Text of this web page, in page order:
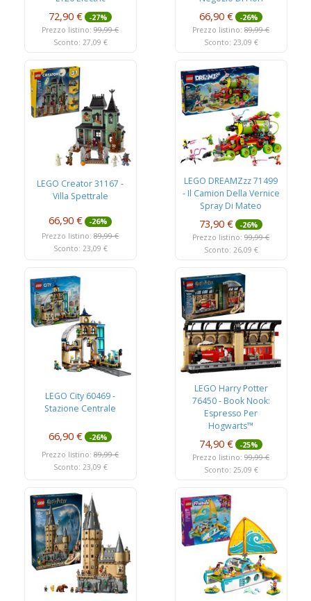
72,90 €
-27%
Prezzo listino: 99,99 €
Sconto: 27,09 €
66,90 €
-26%
Prezzo listino: 89,99 €
Sconto: 23,09 €
LEGO Creator 31167 -
Villa Spettrale
66,90 €
-26%
Prezzo listino: 89,99 €
Sconto: 23,09 €
LEGO DREAMZzz 71499
- Il Camion Della Vernice
Spray Di Mateo
73,90 €
-26%
Prezzo listino: 99,99 €
Sconto: 26,09 €
LEGO City 60469 -
Stazione Centrale
66,90 €
-26%
Prezzo listino: 89,99 €
Sconto: 23,09 €
LEGO Harry Potter
76450 - Book Nook:
Espresso Per
Hogwarts™
74,90 €
-25%
Prezzo listino: 99,99 €
Sconto: 25,09 €